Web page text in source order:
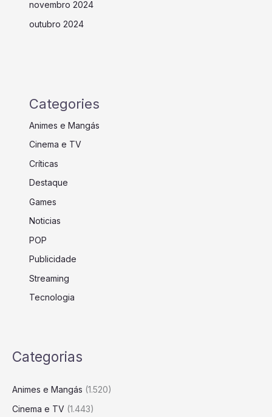
novembro 2024
outubro 2024
Categories
Animes e Mangás
Cinema e TV
Críticas
Destaque
Games
Noticias
POP
Publicidade
Streaming
Tecnologia
Categorias
Animes e Mangás (1.520)
Cinema e TV (1.443)